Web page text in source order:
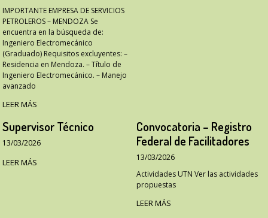
IMPORTANTE EMPRESA DE SERVICIOS
PETROLEROS – MENDOZA Se
encuentra en la búsqueda de:
Ingeniero Electromecánico
(Graduado) Requisitos excluyentes: –
Residencia en Mendoza. – Título de
Ingeniero Electromecánico. – Manejo
avanzado
LEER MÁS
Supervisor Técnico
13/03/2026
LEER MÁS
Convocatoria – Registro
Federal de Facilitadores
13/03/2026
Actividades UTN Ver las actividades
propuestas
LEER MÁS